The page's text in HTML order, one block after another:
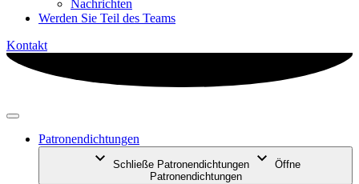
Nachrichten
Werden Sie Teil des Teams
Kontakt
Patronendichtungen
Schließe Patronendichtungen
Öffne
Patronendichtungen